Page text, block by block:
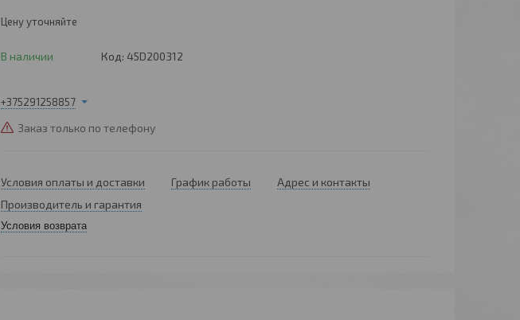
Цену уточняйте
В наличии Код: 45D200312
+375291258857
Заказ только по телефону
Условия оплаты и доставки График работы
Адрес и контакты
Производитель и гарантия
Условия возврата